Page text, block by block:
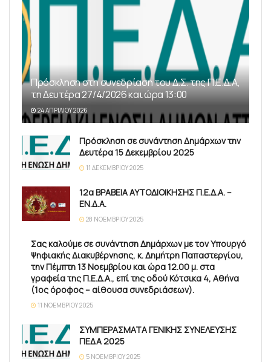
Πρόσκληση στη συνεδρίαση του Δ.Σ. της Π.Ε.Δ.Α,
τη Δευτέρα 27/4/2026 και ώρα 13:00
24 ΑΠΡΙΛΊΟΥ 2026
Πρόσκληση σε συνάντηση Δημάρχων την
Δευτέρα 15 Δεκεμβρίου 2025
11 ΔΕΚΕΜΒΡΊΟΥ 2025
12α ΒΡΑΒΕΙΑ ΑΥΤΟΔΙΟΙΚΗΣΗΣ Π.Ε.Δ.Α. –
ΕΝ.Δ.Α.
28 ΝΟΕΜΒΡΊΟΥ 2025
Σας καλούμε σε συνάντηση Δημάρχων με τον Υπουργό
Ψηφιακής Διακυβέρνησης, κ. Δημήτρη Παπαστεργίου,
την Πέμπτη 13 Νοεμβρίου και ώρα 12.00 μ. στα
γραφεία της Π.Ε.Δ.Α., επί της οδού Κότσικα 4, Αθήνα
(1ος όροφος – αίθουσα συνεδριάσεων).
11 ΝΟΕΜΒΡΊΟΥ 2025
ΣΥΜΠΕΡΑΣΜΑΤΑ ΓΕΝΙΚΗΣ ΣΥΝΕΛΕΥΣΗΣ
ΠΕΔΑ 2025
5 ΝΟΕΜΒΡΊΟΥ 2025